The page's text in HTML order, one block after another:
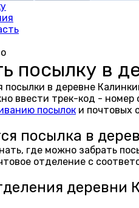
посылку в
в деревне
ввести трек-код -
посылок и почтовых
посылка в
где можно забрать
отделение с
деревни